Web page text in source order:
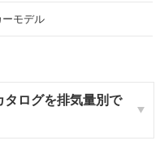
モデル
ログを排気量別で